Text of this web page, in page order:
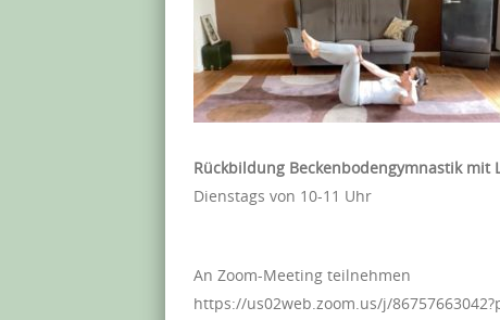
Rückbildung Beckenbodengymnastik mit
Dienstags von 10-11 Uhr
An Zoom-Meeting teilnehmen
https://us02web.zoom.us/j/